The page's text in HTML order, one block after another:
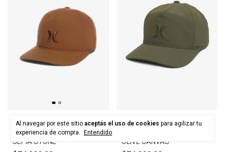
Al navegar por este sitio aceptás el uso de cookies para agilizar tu
experiencia de compra.
Entendido
HURLEY
Gorra HURLEY LEVELS HAT -
SEPIA STONE
HURLEY
OLIVE CANVAS